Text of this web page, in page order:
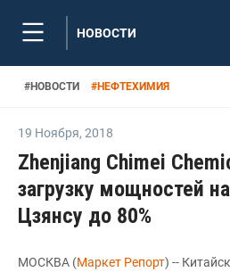
НОВОСТИ
#НОВОСТИ #НЕФТЕХИМИЯ
19 Ноября, 2018
Zhenjiang Chimei
загрузку мощностей
Цзянсу до 80%
МОСКВА (Маркет Репорт) --